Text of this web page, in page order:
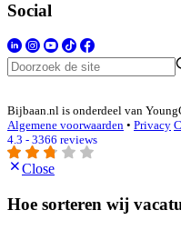
Social
Bijbaan.nl is onderdeel van
Algemene voorwaarden • Privacy
4.3 - 3366 reviews
Close
Hoe sorteren wij